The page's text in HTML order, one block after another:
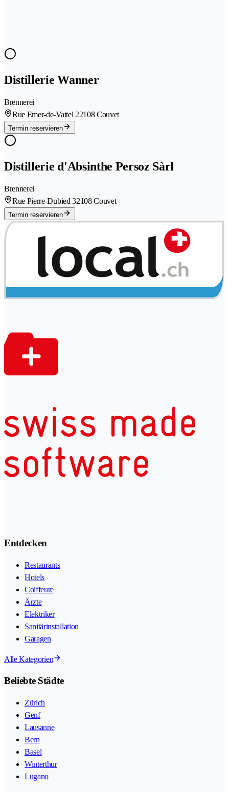
Distillerie Wanner
Brennerei
Rue Emer-de-Vattel 22108 Couvet
Termin reservieren
Distillerie d'Absinthe Persoz Sàrl
Brennerei
Rue Pierre-Dubied 32108 Couvet
Termin reservieren
Entdecken
Restaurants
Hotels
Coiffeure
Ärzte
Elektriker
Sanitärinstallation
Garagen
Alle Kategorien
Beliebte Städte
Zürich
Genf
Lausanne
Bern
Basel
Winterthur
Lugano